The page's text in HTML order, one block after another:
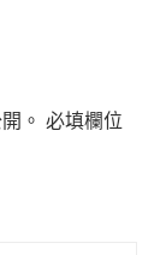
。 必填欄位